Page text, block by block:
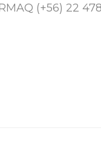
(+56) 22 478